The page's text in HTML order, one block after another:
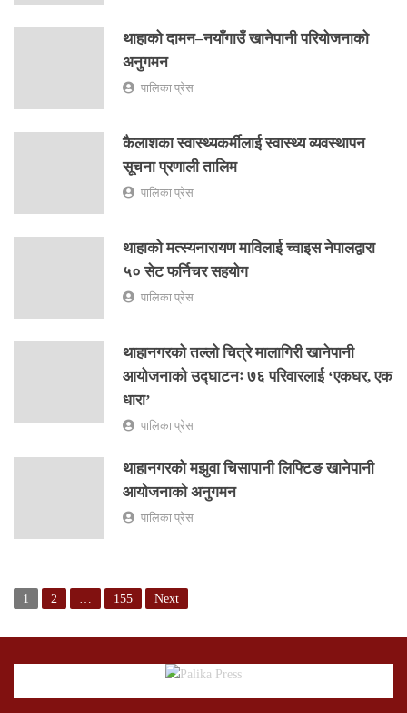
थाहाको दामन–नयाँगाउँ खानेपानी परियोजनाको
अनुगमन
पालिका प्रेस
कैलाशका स्वास्थ्यकर्मीलाई स्वास्थ्य व्यवस्थापन
सूचना प्रणाली तालिम
पालिका प्रेस
थाहाको मत्स्यनारायण माविलाई च्वाइस नेपालद्वारा
५० सेट फर्निचर सहयोग
पालिका प्रेस
थाहानगरको तल्लो चित्रे मालागिरी खानेपानी
आयोजनाको उद्घाटनः ७६ परिवारलाई ‘एकघर, एक
धारा’
पालिका प्रेस
थाहानगरको मझुवा चिसापानी लिफ्टिङ खानेपानी
आयोजनाको अनुगमन
पालिका प्रेस
1 2 155 Next